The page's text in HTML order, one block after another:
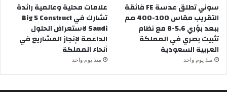
سوني تطلق عدسة FE فائقة
التقريب مقاس 100-400 مم
ببعد بؤري 5.6-8 مع نظام
تثبيت بصري في المملكة
العربية السعودية
منذ يوم واحد
علامات محلية وعالمية رائدة
تشارك في Big 5 Construct
Saudi لاستعراض الحلول
الداعمة لإنجاز المشاريع في
أنحاء المملكة
منذ يوم واحد